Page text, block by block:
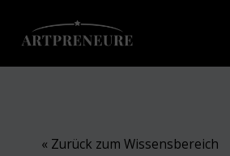
Inhalt
springen
« Zurück zum Wissensbereich